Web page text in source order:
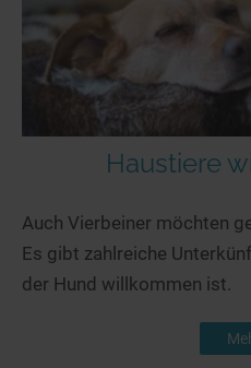
Haustiere
Auch Vierbeiner möchten
Es gibt zahlreiche
der Hund willkommen ist.